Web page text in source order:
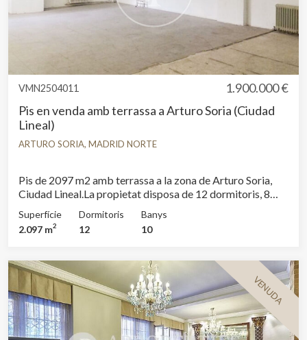
VMN2504011
1.900.000 €
Pis en venda amb terrassa a Arturo Soria (Ciudad
Lineal)
ARTURO SORIA, MADRID NORTE
Pis de 2097 m2 amb terrassa a la zona de Arturo Soria,
Ciudad Lineal.La propietat disposa de 12 dormitoris, 8
encastats i calefacció.
Superfície
2.097 m2
Dormitoris
12
Banys
10
VENUDA